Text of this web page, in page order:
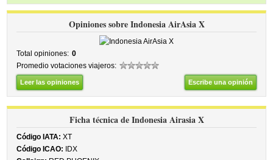
Opiniones sobre Indonesia AirAsia X
Total opiniones: 0
Promedio votaciones viajeros:
Leer las opiniones Escribe una opinión
Ficha técnica de Indonesia Airasia X
Código IATA: XT
Código ICAO: IDX